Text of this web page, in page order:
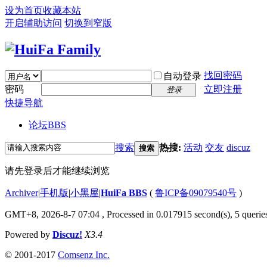
设为首页收藏本站
开启辅助访问 切换到窄版
自动登录 找回密码
密码
登录
立即注册
快捷导航
论坛BBS
搜索 搜索 热搜: 活动 交友 discuz
请先登录后才能继续浏览
Archiver|手机版|小黑屋|HuiFa BBS ( 鲁ICP备09079540号 )
GMT+8, 2026-8-7 07:04 , Processed in 0.017915 second(s), 5
Powered by Discuz! X3.4
© 2001-2017 Comsenz Inc.